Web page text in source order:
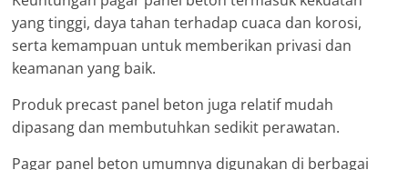
yang tinggi, daya tahan terhadap cuaca dan korosi,
serta kemampuan untuk memberikan privasi dan
keamanan yang baik.
Produk precast panel beton juga relatif mudah
dipasang dan membutuhkan sedikit perawatan.
Pagar panel beton umumnya digunakan di berbagai